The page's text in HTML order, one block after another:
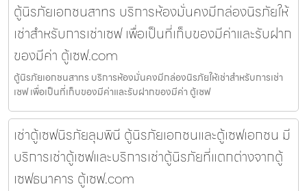
ตู้นิรภัยเอกชนสาทร บริการห้องมั่นคงมีกล่องนิรภัยให้
เช่าสำหรับการเช่าเซฟ เพื่อเป็นที่เก็บของมีค่าและรับฝาก
ของมีค่า ตู้เซฟ.com
ตู้นิรภัยเอกชนสาทร บริการห้องมั่นคงมีกล่องนิรภัยให้เช่าสำหรับการเช่า
เซฟ เพื่อเป็นที่เก็บของมีค่าและรับฝากของมีค่า ตู้เซฟ
เช่าตู้เซฟนิรภัยลุมพินี ตู้นิรภัยเอกชนและตู้เซฟเอกชน มี
บริการเช่าตู้เซฟและบริการเช่าตู้นิรภัยที่แตกต่างจากตู้
เซฟธนาคาร ตู้เซฟ.com